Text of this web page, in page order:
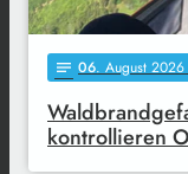
notes 06. August 2026
kontrollieren